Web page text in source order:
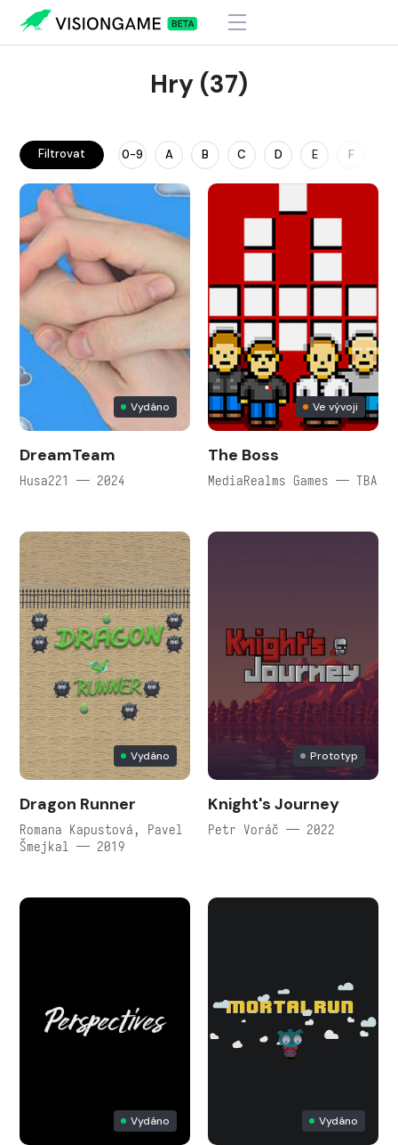
Hry (37)
Filtrovat 0-9 A B C D E F
Vydáno
DreamTeam
Husa221 — 2024
Ve vývoji
The Boss
MediaRealms Games — TBA
Vydáno
Dragon Runner
Romana Kapustová, Pavel
Šmejkal — 2019
Prototyp
Knight's Journey
Petr Voráč — 2022
Vydáno Vydáno